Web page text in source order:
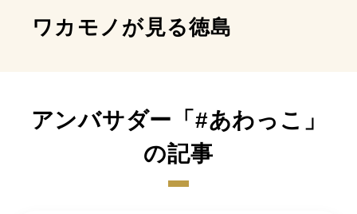
ワカモノが見る徳島
アンバサダー「#あわっこ」
の記事